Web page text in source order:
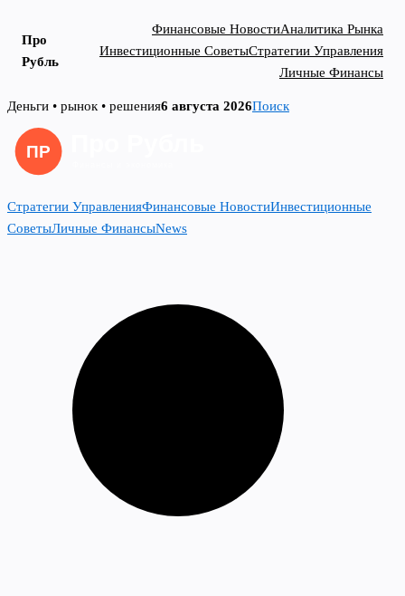
Про
Рубль
Финансовые НовостиАналитика Рынка
Инвестиционные СоветыСтратегии Управления
Личные Финансы
Skip
content
Деньги • рынок • решения6 августа 2026Поиск
Стратегии УправленияФинансовые НовостиИнвестиционные
СоветыЛичные ФинансыNews